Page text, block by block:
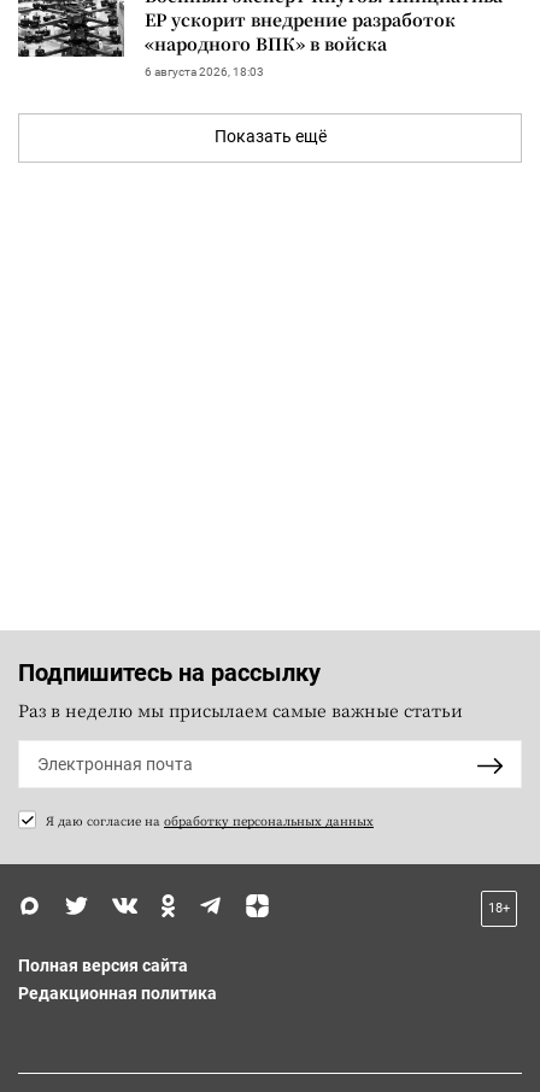
ЕР ускорит внедрение разработок
«народного ВПК» в войска
6 августа 2026, 18:03
Показать ещё
Подпишитесь на рассылку
Раз в неделю мы присылаем самые важные статьи
Я даю согласие на обработку персональных данных
18+
Полная версия сайта
Редакционная политика